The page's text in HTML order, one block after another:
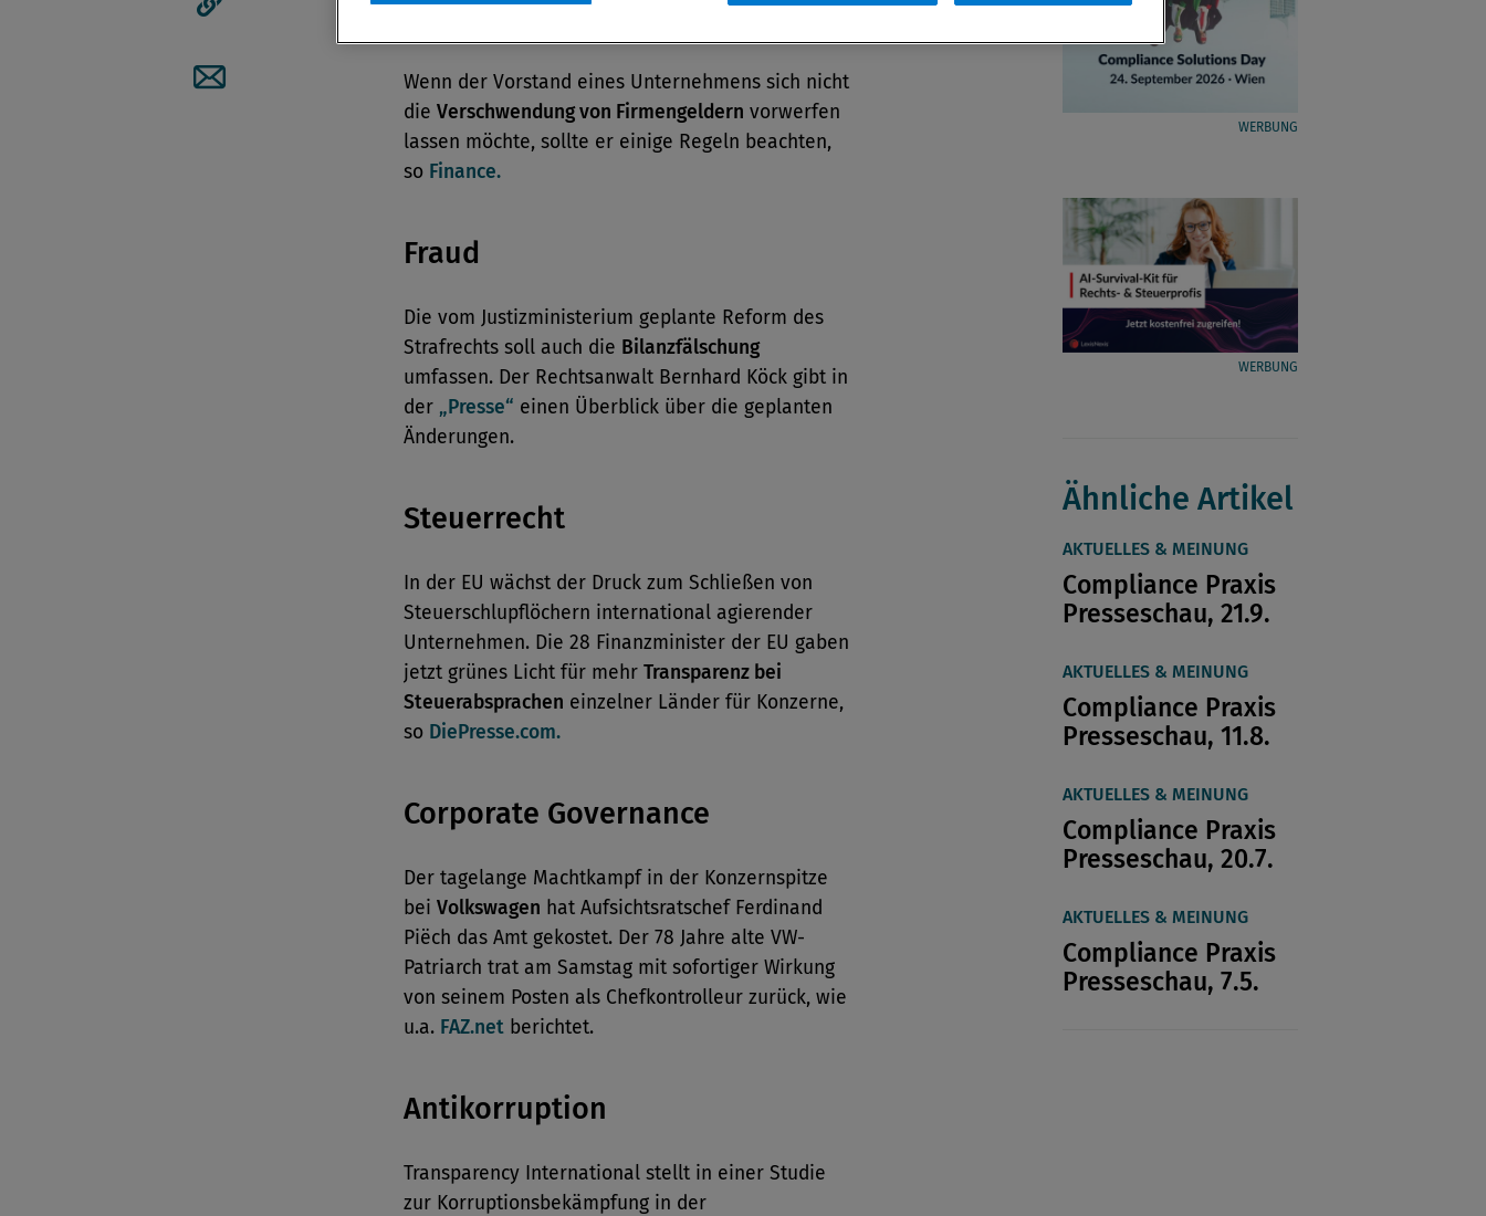
Artikellink kopieren
Artikel per Mail teilen
Compliance Management
Wenn der Vorstand eines Unternehmens sich nicht
die Verschwendung von Firmengeldern vorwerfen
lassen möchte, sollte er einige Regeln beachten,
so Finance.
Fraud
Die vom Justizministerium geplante Reform des
Strafrechts soll auch die Bilanzfälschung
umfassen. Der Rechtsanwalt Bernhard Köck gibt in
der „Presse“ einen Überblick über die geplanten
Änderungen.
Steuerrecht
In der EU wächst der Druck zum Schließen von
Steuerschlupflöchern international agierender
Unternehmen. Die 28 Finanzminister der EU gaben
jetzt grünes Licht für mehr Transparenz bei
Steuerabsprachen einzelner Länder für Konzerne,
so DiePresse.com.
Corporate Governance
Der tagelange Machtkampf in der Konzernspitze
bei Volkswagen hat Aufsichtsratschef Ferdinand
Piëch das Amt gekostet. Der 78 Jahre alte VW-
Patriarch trat am Samstag mit sofortiger Wirkung
von seinem Posten als Chefkontrolleur zurück, wie
u.a. FAZ.net berichtet.
Antikorruption
Transparency International stellt in einer Studie
zur Korruptionsbekämpfung in der
WERBUNG
WERBUNG
Ähnliche Artikel
AKTUELLES & MEINUNG
Compliance Praxis
Presseschau, 21.9.
AKTUELLES & MEINUNG
Compliance Praxis
Presseschau, 11.8.
AKTUELLES & MEINUNG
Compliance Praxis
Presseschau, 20.7.
AKTUELLES & MEINUNG
Compliance Praxis
Presseschau, 7.5.